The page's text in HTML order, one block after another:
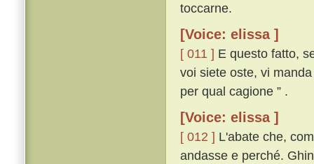
toccarne.
[Voice: elissa ]
[ 011 ] E questo fatto,
voi siete oste, vi
per qual cagione ” .
[Voice: elissa ]
[ 012 ] L'abate che,
andasse e perché.